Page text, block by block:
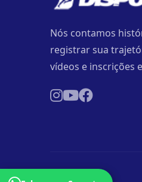
Nós contamos
registrar sua
vídeos e inscrições